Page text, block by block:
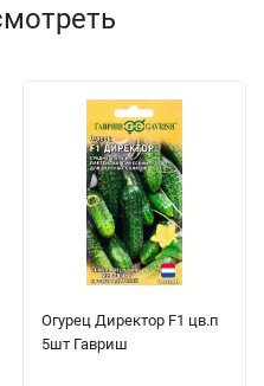
Огурец Директор F1 цв.п
5шт Гавриш